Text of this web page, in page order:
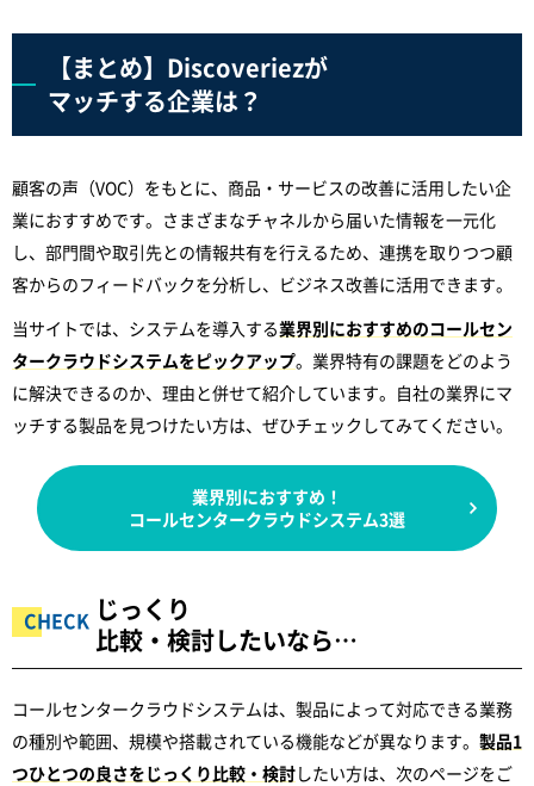
【まとめ】Discoveriezが
マッチする企業は？
顧客の声（VOC）をもとに、商品・サービスの改善に活用したい企
業におすすめです。さまざまなチャネルから届いた情報を一元化
し、部門間や取引先との情報共有を行えるため、連携を取りつつ顧
客からのフィードバックを分析し、ビジネス改善に活用できます。
当サイトでは、システムを導入する業界別におすすめのコールセン
タークラウドシステムをピックアップ。業界特有の課題をどのよう
に解決できるのか、理由と併せて紹介しています。自社の業界にマ
ッチする製品を見つけたい方は、ぜひチェックしてみてください。
業界別におすすめ！
コールセンタークラウドシステム3選
じっくり
比較・検討したいなら…
コールセンタークラウドシステムは、製品によって対応できる業務
の種別や範囲、規模や搭載されている機能などが異なります。 製品1
つひとつの良さをじっくり比較・検討したい方は、次のページをご